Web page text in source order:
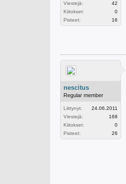
Viestejä:
42
Kiitokset:
0
Pisteet:
16
nescitus
Regular member
Liittynyt:
24.06.2011
Viestejä:
168
Kiitokset:
0
Pisteet:
26